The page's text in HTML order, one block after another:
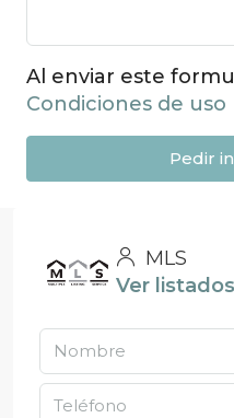
Al enviar este
Condiciones de uso
Pedir
MLS
Ver listados